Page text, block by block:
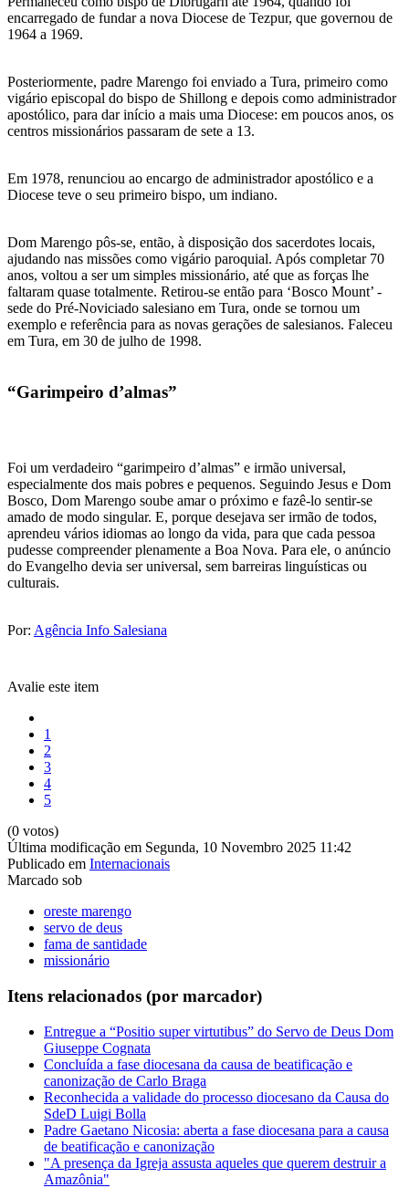
encarregado de fundar a nova Diocese de Tezpur, que governou de
1964 a 1969.
Posteriormente, padre Marengo foi enviado a Tura, primeiro como
vigário episcopal do bispo de Shillong e depois como administrador
apostólico, para dar início a mais uma Diocese: em poucos anos, os
centros missionários passaram de sete a 13.
Em 1978, renunciou ao encargo de administrador apostólico e a
Diocese teve o seu primeiro bispo, um indiano.
Dom Marengo pôs-se, então, à disposição dos sacerdotes locais,
ajudando nas missões como vigário paroquial. Após completar 70
anos, voltou a ser um simples missionário, até que as forças lhe
faltaram quase totalmente. Retirou-se então para ‘Bosco Mount’ -
sede do Pré-Noviciado salesiano em Tura, onde se tornou um
exemplo e referência para as novas gerações de salesianos. Faleceu
em Tura, em 30 de julho de 1998.
“Garimpeiro d’almas”
Foi um verdadeiro “garimpeiro d’almas” e irmão universal,
especialmente dos mais pobres e pequenos. Seguindo Jesus e Dom
Bosco, Dom Marengo soube amar o próximo e fazê-lo sentir-se
amado de modo singular. E, porque desejava ser irmão de todos,
aprendeu vários idiomas ao longo da vida, para que cada pessoa
pudesse compreender plenamente a Boa Nova. Para ele, o anúncio
do Evangelho devia ser universal, sem barreiras linguísticas ou
culturais.
Por: Agência Info Salesiana
Avalie este item
1
2
3
4
5
(0 votos)
Última modificação em Segunda, 10 Novembro 2025 11:42
Publicado em Internacionais
Marcado sob
oreste marengo
servo de deus
fama de santidade
missionário
Itens relacionados (por marcador)
Entregue a “Positio super virtutibus” do Servo de Deus Dom
Giuseppe Cognata
Concluída a fase diocesana da causa de beatificação e
canonização de Carlo Braga
Reconhecida a validade do processo diocesano da Causa do
SdeD Luigi Bolla
Padre Gaetano Nicosia: aberta a fase diocesana para a causa
de beatificação e canonização
"A presença da Igreja assusta aqueles que querem destruir a
Amazônia"